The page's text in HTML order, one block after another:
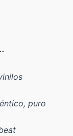
puro